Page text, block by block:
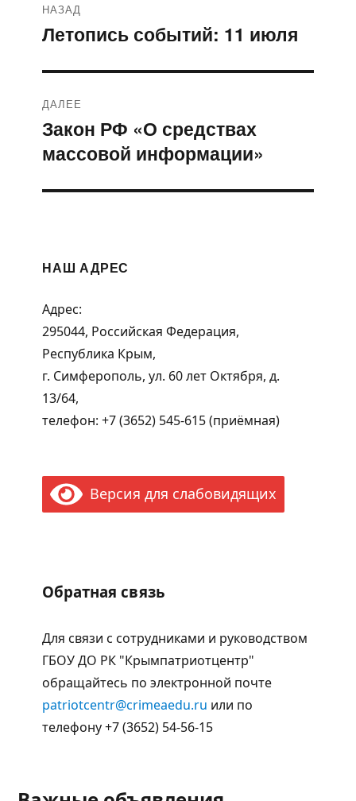
по
НАЗАД
Предыдущая
Летопись событий: 11 июля
ДАЛЕЕ
Следующая
запись:
Закон РФ «О средствах
массовой информации»
НАШ АДРЕС
Адрес:
295044, Российская Федерация,
Республика Крым,
г. Симферополь, ул. 60 лет Октября, д.
13/64,
телефон: +7 (3652) 545-615 (приёмная)
Версия для слабовидящих
Обратная связь
Для связи с сотрудниками и руководством
ГБОУ ДО РК "Крымпатриотцентр"
обращайтесь по электронной почте
patriotcentr@crimeaedu.ru или по
телефону +7 (3652) 54-56-15